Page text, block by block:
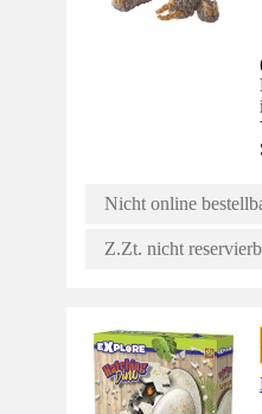
Nicht online
Z.Zt. nicht